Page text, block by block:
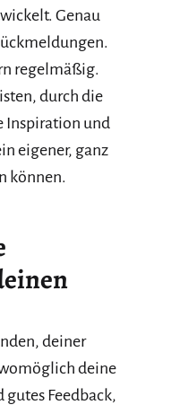
Genau
regelmäßig.
durch die
Inspiration und
eigener, ganz
können.
deiner
deine
Feedback,